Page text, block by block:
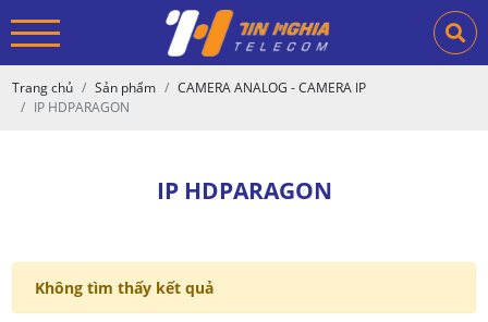
Trang chủ Sản phẩm
CAMERA ANALOG - CAMERA IP
IP HDPARAGON
IP HDPARAGON
Không tìm thấy kết quả